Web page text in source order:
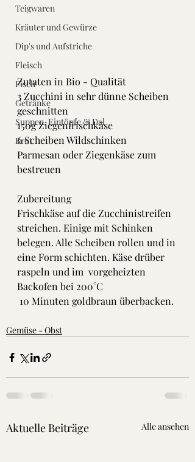
Teigwaren
Kräuter und Gewürze
Dip's und Aufstriche
Fleisch
Fisch
Getränke
Suppen, Eintöpfe & Dal
Brot
Zutaten in Bio - Qualität
3 Zucchini in sehr dünne Scheiben
geschnitten
150g Ziegenfrischkäse
6 Scheiben Wildschinken
Parmesan oder Ziegenkäse zum
bestreuen
​Zubereitung
Frischkäse auf die Zucchinistreifen
streichen. Einige mit Schinken
belegen. Alle Scheiben rollen und in
eine Form schichten. Käse drüber
raspeln und im  vorgeheizten
Backofen bei 200°C
10 Minuten goldbraun überbacken.
Gemüse - Obst
Aktuelle Beiträge Alle ansehen